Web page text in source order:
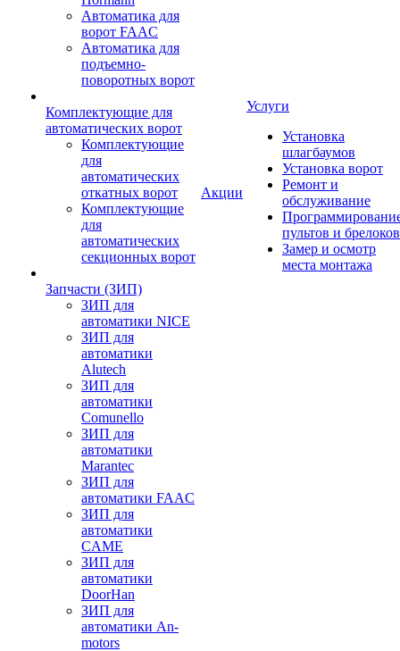
Автоматика для
ворот FAAC
Автоматика для
подъемно-
поворотных ворот
Комплектующие для
автоматических ворот
Комплектующие
для
автоматических
откатных ворот
Комплектующие
для
автоматических
секционных ворот
Запчасти (ЗИП)
ЗИП для
автоматики NICE
ЗИП для
автоматики
Alutech
ЗИП для
автоматики
Comunello
ЗИП для
автоматики
Marantec
ЗИП для
автоматики FAAC
ЗИП для
автоматики
CAME
ЗИП для
автоматики
DoorHan
ЗИП для
автоматики An-
motors
Акции
Услуги
Установка
шлагбаумов
Установка ворот
Ремонт и
обслуживание
пультов и брелоков
Замер и осмотр
места монтажа